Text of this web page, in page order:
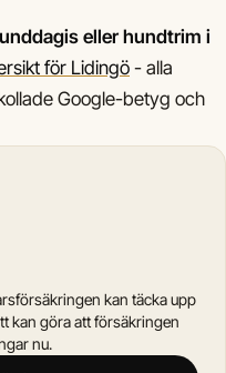
eller hundtrim i
för Lidingö - alla
Google-betyg och
kan täcka upp
kan göra att försäkringen
nu.